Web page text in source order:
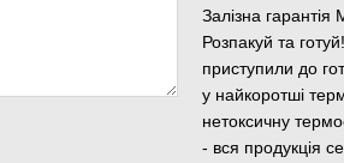
Залізна
Розпакуй та
приступили до
у найкоротші
нетоксичну
- вся продукція